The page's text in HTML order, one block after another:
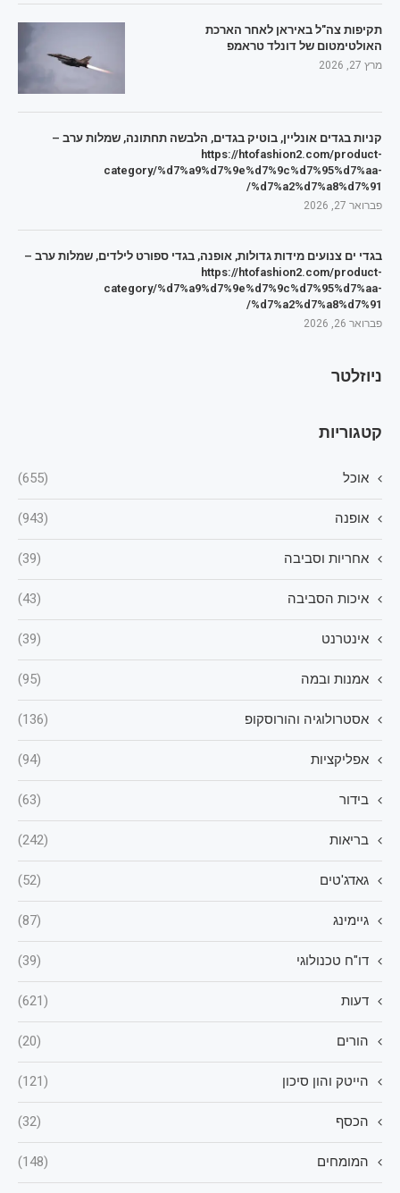
תקיפות צה"ל באיראן לאחר הארכת
האולטימטום של דונלד טראמפ
מרץ 27, 2026
קניות בגדים אונליין, בוטיק בגדים, הלבשה תחתונה, שמלות ערב –
https://htofashion2.com/product-
category/%d7%a9%d7%9e%d7%9c%d7%95%d7%aa-
%d7%a2%d7%a8%d7%91/
פברואר 27, 2026
בגדי ים צנועים מידות גדולות, אופנה, בגדי ספורט לילדים, שמלות ערב –
https://htofashion2.com/product-
category/%d7%a9%d7%9e%d7%9c%d7%95%d7%aa-
%d7%a2%d7%a8%d7%91/
פברואר 26, 2026
ניוזלטר
קטגוריות
אוכל (655)
אופנה (943)
אחריות וסביבה (39)
איכות הסביבה (43)
אינטרנט (39)
אמנות ובמה (95)
אסטרולוגיה והורוסקופ (136)
אפליקציות (94)
בידור (63)
בריאות (242)
גאדג'טים (52)
גיימינג (87)
דו"ח טכנולוגי (39)
דעות (621)
הורים (20)
הייטק והון סיכון (121)
הכסף (32)
המומחים (148)